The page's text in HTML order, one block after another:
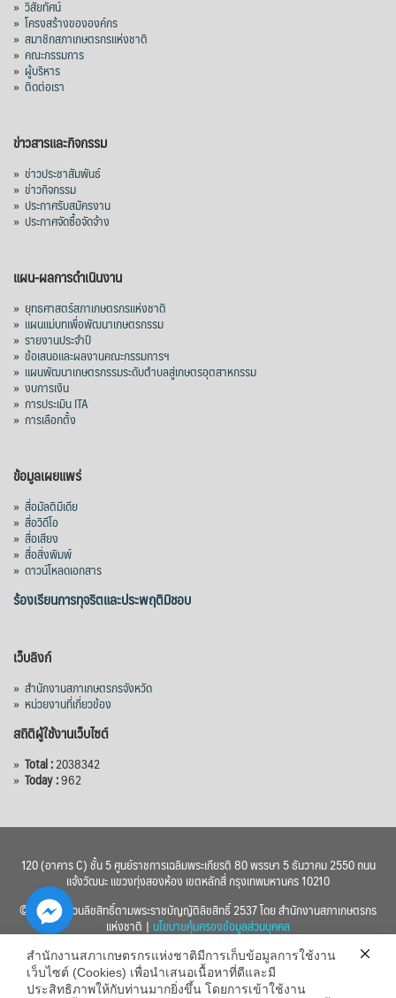
» วิสัยทัศน์
» โครงสร้างขององค์กร
» สมาชิกสภาเกษตรกรแห่งชาติ
» คณะกรรมการ
» ผู้บริหาร
» ติดต่อเรา
ข่าวสารและกิจกรรม
» ข่าวประชาสัมพันธ์
» ข่าวกิจกรรม
» ประกาศรับสมัครงาน
» ประกาศจัดซื้อจัดจ้าง
แผน-ผลการดำเนินงาน
» ยุทธศาสตร์สภาเกษตรกรแห่งชาติ
» แผนแม่บทเพื่อพัฒนาเกษตรกรรม
» รายงานประจำปี
» ข้อเสนอและผลงานคณะกรรมการฯ
» แผนพัฒนาเกษตรกรรมระดับตำบลสู่เกษตรอุตสาหกรรม
» งบการเงิน
» การประเมิน ITA
» การเลือกตั้ง
ข้อมูลเผยแพร่
» สื่อมัลติมีเดีย
» สื่อวิดีโอ
» สื่อเสียง
» สื่อสิ่งพิมพ์
» ดาวน์โหลดเอกสาร
ร้องเรียนการทุจริตและประพฤติมิชอบ
เว็บลิงก์
» สำนักงานสภาเกษตรกรจังหวัด
» หน่วยงานที่เกี่ยวข้อง
สถิติผู้ใช้งานเว็บไซต์
» Total :2038342
» Today :962
120 (อาคาร C) ชั้น 5 ศูนย์ราชการเฉลิมพระเกียรติ 80 พรรษา 5 ธันวาคม 2550 ถนน
แจ้งวัฒนะ แขวงทุ่งสองห้อง เขตหลักสี่ กรุงเทพมหานคร 10210
© 2560 สงวนลิขสิทธิ์ตามพระราชบัญญัติลิขสิทธิ์ 2537 โดย สำนักงานสภาเกษตรกร
แห่งชาติ | นโยบายคุ้มครองข้อมูลส่วนบุคคล
สำนักงานสภาเกษตรกรแห่งชาติมีการเก็บข้อมูลการใช้งาน
เว็บไซต์ (Cookies) เพื่อนำเสนอเนื้อหาที่ดีและมี
ประสิทธิภาพให้กับท่านมากยิ่งขึ้น โดยการเข้าใช้งาน